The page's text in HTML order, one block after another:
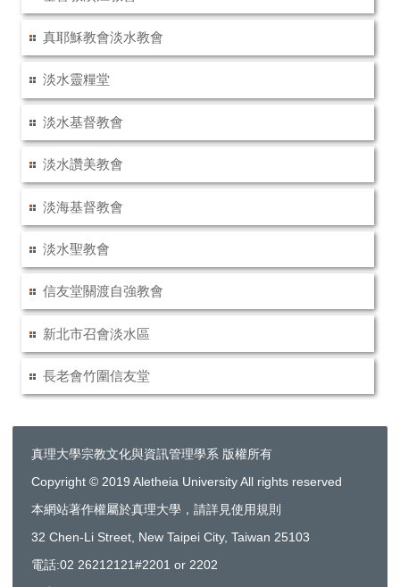
真耶穌教會淡水教會
淡水靈糧堂
淡水基督教會
淡水讚美教會
淡海基督教會
淡水聖教會
信友堂關渡自強教會
新北市召會淡水區
長老會竹圍信友堂
真理大學宗教文化與資訊管理學系 版權所有
Copyright © 2019 Aletheia University All rights reserved
本網站著作權屬於真理大學，請詳見使用規則
32 Chen-Li Street, New Taipei City, Taiwan 25103
電話:02 26212121#2201 or 2202